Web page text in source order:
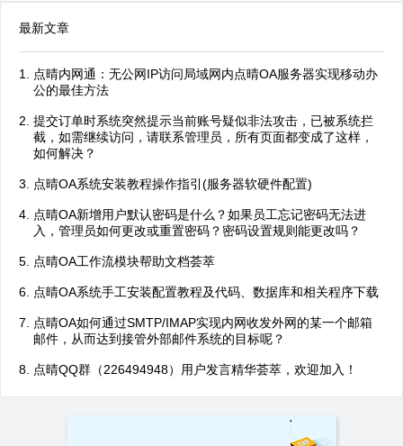
最新文章
点晴内网通：无公网IP访问局域网内点晴OA服务器实现移动办
公的最佳方法
提交订单时系统突然提示当前账号疑似非法攻击，已被系统拦
截，如需继续访问，请联系管理员，所有页面都变成了这样，
如何解决？
点晴OA系统安装教程操作指引(服务器软硬件配置)
点晴OA新增用户默认密码是什么？如果员工忘记密码无法进
入，管理员如何更改或重置密码？密码设置规则能更改吗？
点晴OA工作流模块帮助文档荟萃
点晴OA系统手工安装配置教程及代码、数据库和相关程序下载
点晴OA如何通过SMTP/IMAP实现内网收发外网的某一个邮箱
邮件，从而达到接管外部邮件系统的目标呢？
点晴QQ群（226494948）用户发言精华荟萃，欢迎加入！